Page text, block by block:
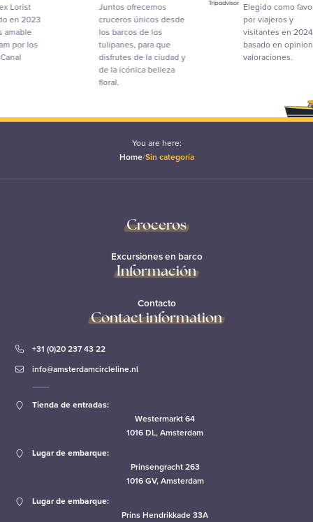
2023
los
Juntos ofrecemos
cruceros únicos desde
los barcos de los
tulipanes, para que
disfrutes de la ciudad y
de la icónica belleza
floral.
Elegido como favorito
por viajeros y
visitantes en 2024,
basado en opiniones
valoraciones.
You are here:
Home/Sin categoría
Croceros
Excursiones en barco
Información
Contacto
Contact information
+31 (0)20 237 43 22
info@amsterdamcircleline.nl
Tienda de entradas:
Westermarkt 64
1016 DL, Amsterdam
Lugar de embarque:
Prinsengracht 263
1016 GV, Amsterdam
Lugar de embarque:
Prins Hendrikkade 33A